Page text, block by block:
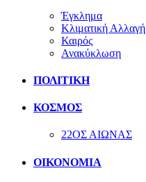
Έγκλημα
Κλιματική Αλλαγή
Καιρός
Ανακύκλωση
ΠΟΛΙΤΙΚΗ
ΚΟΣΜΟΣ
22ΟΣ ΑΙΩΝΑΣ
ΟΙΚΟΝΟΜΙΑ